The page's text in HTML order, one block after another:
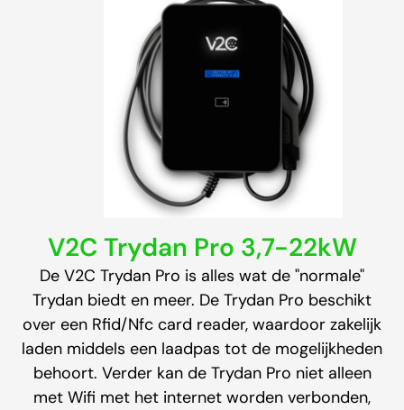
V2C Trydan Pro 3,7-22kW
De V2C Trydan Pro is alles wat de "normale"
Trydan biedt en meer. De Trydan Pro beschikt
over een Rfid/Nfc card reader, waardoor zakelijk
laden middels een laadpas tot de mogelijkheden
behoort. Verder kan de Trydan Pro niet alleen
met Wifi met het internet worden verbonden,